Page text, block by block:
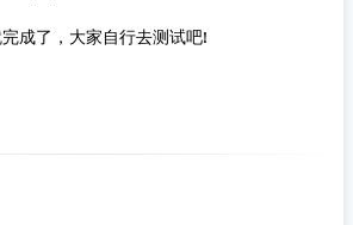
了，大家自行去测试吧!